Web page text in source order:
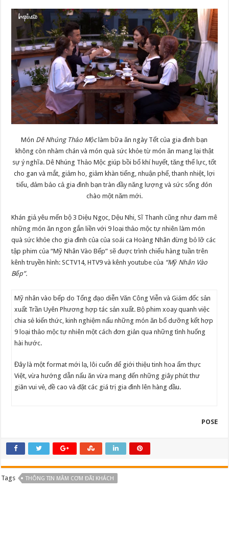
Món Dê Nhúng Thảo Mộclàm bữa ăn ngày Tết của gia đình bạn
không còn nhàm chán và món quà sức khỏe từ món ăn mang lại thật
sự ý nghĩa. Dê Nhúng Thảo Mộc giúp bồi bổ khí huyết, tăng thể lực, tốt
cho gan và mắt, giảm ho, giảm khàn tiếng, nhuận phế, thanh nhiệt, lợi
tiểu, đảm bảo cả gia đình bạn tràn đầy năng lượng và sức sống đón
chào một năm mới.
Khán giả yêu mến bộ 3 Diệu Ngọc, Dệu Nhi, Sĩ Thanh cũng như đam mê
những món ăn ngon gắn liền với 9 loại thảo mộc tự nhiên làm món
quà sức khỏe cho gia đình của của soái ca Hoàng Nhân đừng bỏ lỡ các
tập phim của “Mỹ Nhân Vào Bếp” sẽ đuợc trình chiếu hàng tuần trên
kênh truyền hình: SCTV14, HTV9 và kênh youtube của “Mỹ Nhân Vào
Bếp”.
Mỹ nhân vào bếp do Tổng đạo diễn Văn Công Viễn và Giám đốc sản
xuất Trần Uyên Phương hợp tác sản xuất. Bộ phim xoay quanh việc
chia sẻ kiến thức, kinh nghiệm nấu những món ăn bổ dưỡng kết hợp
9 loại thảo mộc tự nhiên một cách đơn giản qua những tình huống
hài hước.
Đây là một format mới lạ, lôi cuốn để giới thiệu tinh hoa ẩm thực
Việt, vừa hướng dẫn nấu ăn vừa mang đến những giây phút thư
giãn vui vẻ, đề cao và đặt các giá trị gia đình lên hàng đầu.
POSE
Tags THÔNG TIN MÂM CƠM ĐÃI KHÁCH